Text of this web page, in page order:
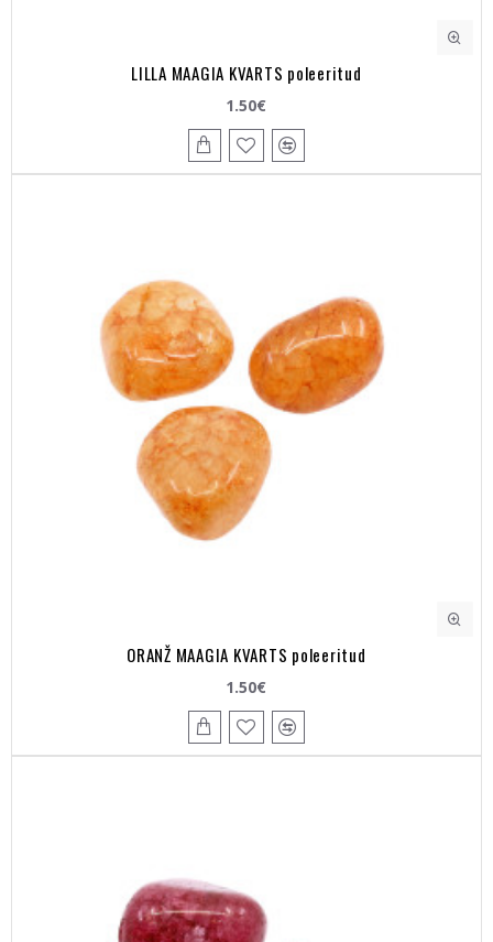
LILLA MAAGIA KVARTS poleeritud
1.50€
ORANŽ MAAGIA KVARTS poleeritud
1.50€